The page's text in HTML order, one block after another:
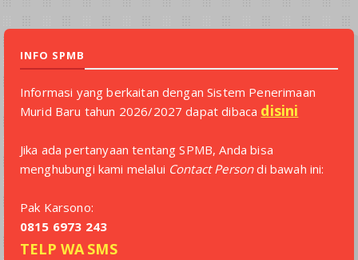
INFO SPMB
Informasi yang berkaitan dengan Sistem Penerimaan
Murid Baru tahun 2026/2027 dapat dibaca disini
Jika ada pertanyaan tentang SPMB, Anda bisa
menghubungi kami melalui Contact Persondi bawah ini:
Pak Karsono:
0815 6973 243
TELP WA SMS